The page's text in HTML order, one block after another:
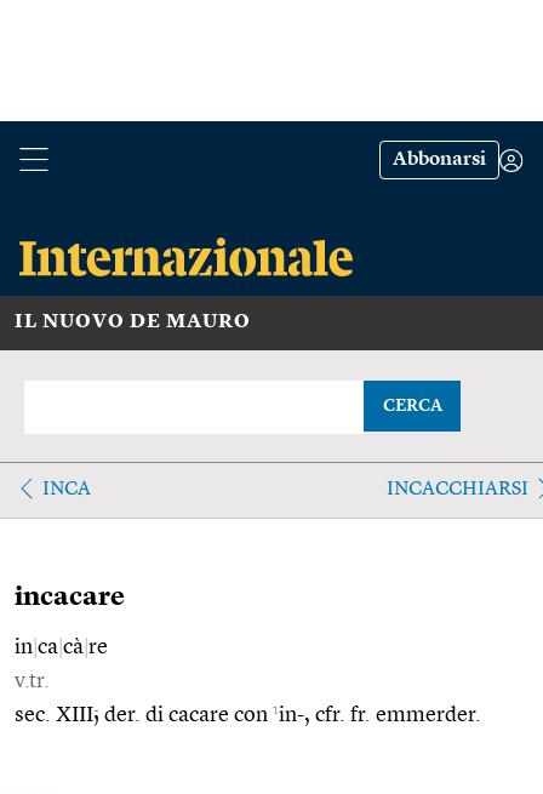
Abbonarsi
IL NUOVO DE MAURO
CERCA
INCA INCACCHIARSI
incacare
in ca cà re
v.tr.
sec. XIII; der. di cacare con 1in-, cfr. fr. emmerder.